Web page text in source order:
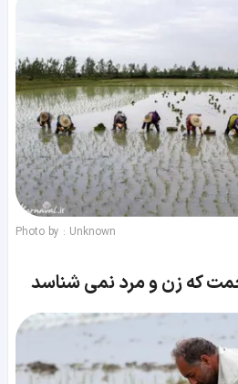
Photo by : Unknown
که زن و مرد نمی شناسد